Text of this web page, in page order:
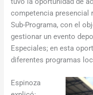
competencia presencial
Sub-Programa, con el
gestionar un evento
Especiales; en esta
diferentes programas
Espinoza